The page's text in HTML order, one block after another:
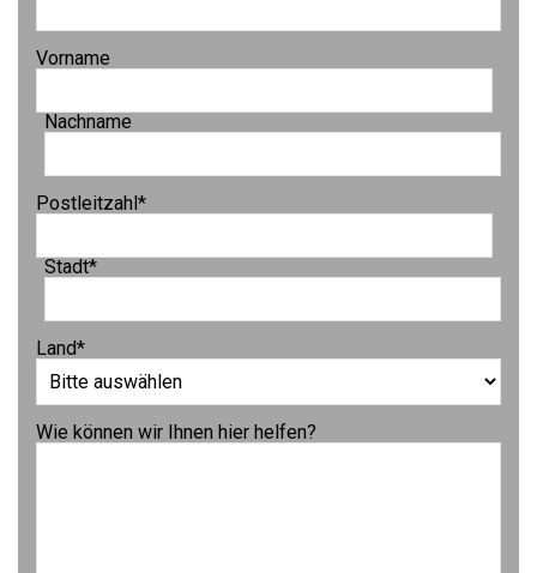
Vorname
Nachname
Postleitzahl*
Stadt*
Land*
Wie können wir Ihnen hier helfen?